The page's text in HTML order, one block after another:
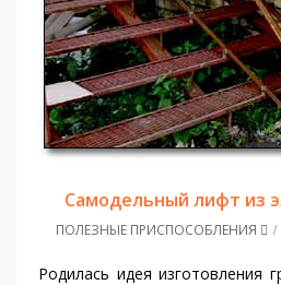
Самодельный лифт из
ПОЛЕЗНЫЕ ПРИСПОСОБЛЕНИЯ
Родилась идея изготовления